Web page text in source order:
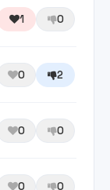
1 0
0 2
0 0
0 0